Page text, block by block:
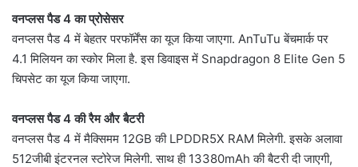
वनप्लस पैड 4 का प्रोसेसर
वनप्लस पैड 4 में बेहतर परफॉर्मेंस का यूज किया जाएगा. AnTuTu बेंचमार्क पर
4.1 मिलियन का स्कोर मिला है. इस डिवाइस में Snapdragon 8 Elite Gen 5
चिपसेट का यूज किया जाएगा.
वनप्लस पैड 4 की रैम और बैटरी
वनप्लस पैड 4 में मैक्सिमम 12GB की LPDDR5X RAM मिलेगी. इसके अलावा
512जीबी इंटरनल स्टोरेज मिलेगी. साथ ही 13380mAh की बैटरी दी जाएगी,